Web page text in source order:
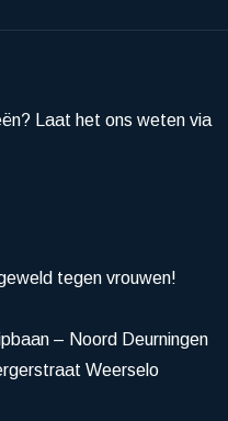
Laat het ons weten via
tegen vrouwen!
– Noord Deurningen
Weerselo